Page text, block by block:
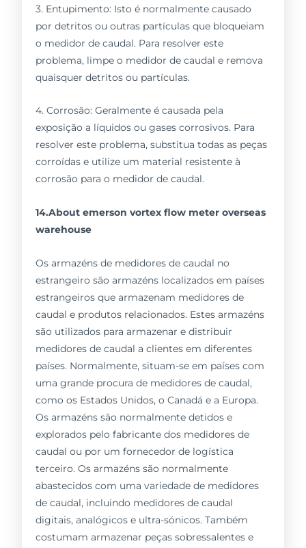
3. Entupimento: Isto é normalmente causado
por detritos ou outras partículas que bloqueiam
o medidor de caudal. Para resolver este
problema, limpe o medidor de caudal e remova
quaisquer detritos ou partículas.
4. Corrosão: Geralmente é causada pela
exposição a líquidos ou gases corrosivos. Para
resolver este problema, substitua todas as peças
corroídas e utilize um material resistente à
corrosão para o medidor de caudal.
14.About emerson vortex flow meter overseas
warehouse
Os armazéns de medidores de caudal no
estrangeiro são armazéns localizados em países
estrangeiros que armazenam medidores de
caudal e produtos relacionados. Estes armazéns
são utilizados para armazenar e distribuir
medidores de caudal a clientes em diferentes
países. Normalmente, situam-se em países com
uma grande procura de medidores de caudal,
como os Estados Unidos, o Canadá e a Europa.
Os armazéns são normalmente detidos e
explorados pelo fabricante dos medidores de
caudal ou por um fornecedor de logística
terceiro. Os armazéns são normalmente
abastecidos com uma variedade de medidores
de caudal, incluindo medidores de caudal
digitais, analógicos e ultra-sónicos. Também
costumam armazenar peças sobressalentes e